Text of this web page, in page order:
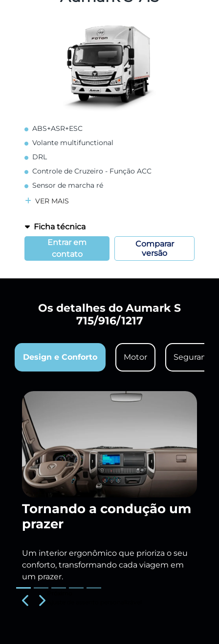
ABS+ASR+ESC
Volante multifunctional
DRL
Controle de Cruzeiro - Função ACC
Sensor de marcha ré
VER MAIS
Ficha técnica
Entrar em
contato
Comparar
versão
Os detalhes do Aumark S
715/916/1217
Design e Conforto Motor Segurança
Tornando a condução um
prazer
Um interior ergonômico que prioriza o seu
conforto, transformando cada viagem em
um prazer.
Previous
Next